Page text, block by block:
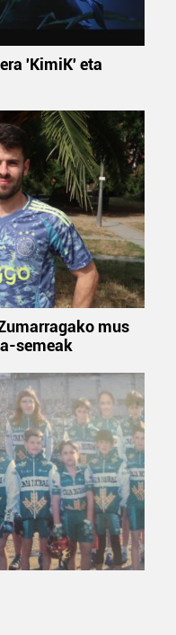
'KimiK' eta
mus
semeak